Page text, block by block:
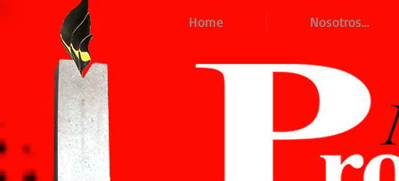
Home Nosotros...